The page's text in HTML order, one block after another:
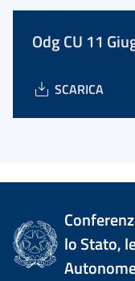
Odg CU 11
SCARICA
lo Stato,